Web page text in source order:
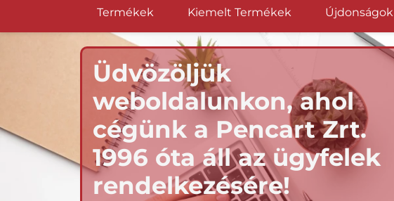
Termékek Kiemelt Termékek Újdonságok
Üdvözöljük
weboldalunkon, ahol
cégünk a Pencart Zrt.
1996 óta áll az ügyfelek
rendelkezésére!